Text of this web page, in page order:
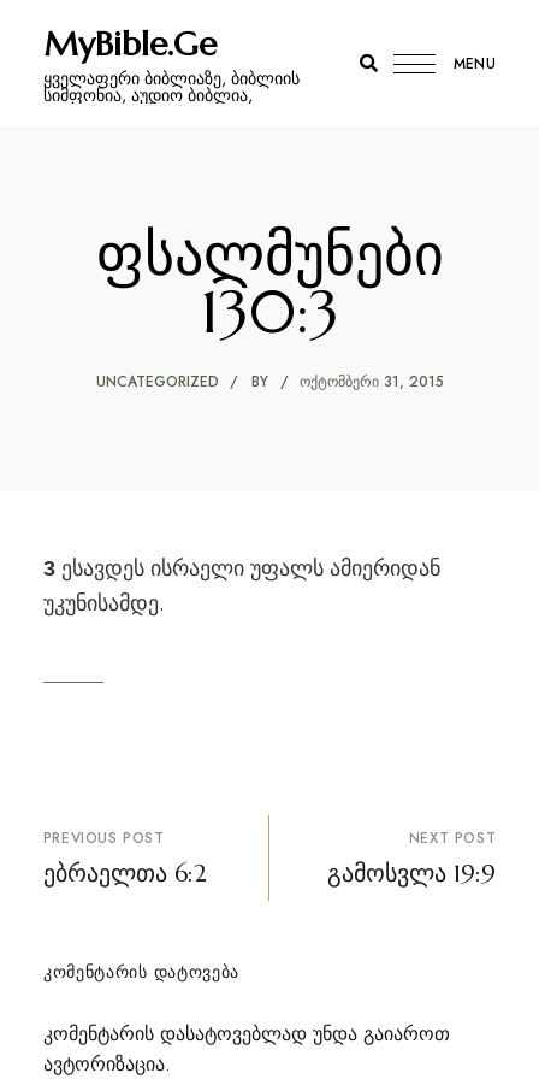
MyBible.Ge
ყველაფერი ბიბლიაზე, ბიბლიის
სიმფონია, აუდიო ბიბლია,
MENU
ფსალმუნები
130:3
UNCATEGORIZED BY ᲝᲥᲢᲝᲛᲑᲔᲠᲘ 31, 2015
3ესავდეს ისრაელი უფალს ამიერიდან
უკუნისამდე.
პოსტის
ნავიგაცია
PREVIOUS POST
ებრაელთა 6:2
NEXT POST
გამოსვლა 19:9
ᲙᲝᲛᲔᲜᲢᲐᲠᲘᲡ ᲓᲐᲢᲝᲕᲔᲑᲐ
კომენტარის დასატოვებლად უნდა გაიაროთ
ავტორიზაცია.